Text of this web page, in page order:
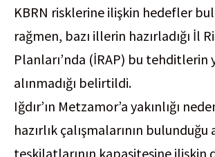
KBRN risklerine ilişkin hedefler
rağmen, bazı illerin hazırladığı İl
Planları’nda (İRAP) bu tehditlerin
alınmadığı belirtildi.
Iğdır’ın Metzamor’a yakınlığı
hazırlık çalışmalarının
teşkilatlarının kapasitesine ilişkin